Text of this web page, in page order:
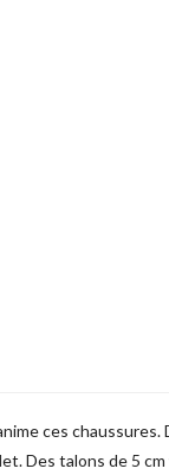
ces chaussures.
Des talons de 5